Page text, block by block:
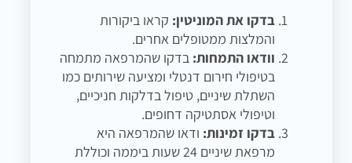
בדקו את המוניטין: קראו ביקורות
והמלצות ממטופלים אחרים.
וודאו התמחות: בדקו שהמרפאה מתמחה
בטיפולי חירום דנטלי ומציעה שירותים כמו
השתלת שיניים, טיפול בדלקות חניכיים,
וטיפולי אסתטיקה דחופים.
בדקו זמינות: ודאו שהמרפאה היא
מרפאת שיניים 24 שעות ביממה וכוללת